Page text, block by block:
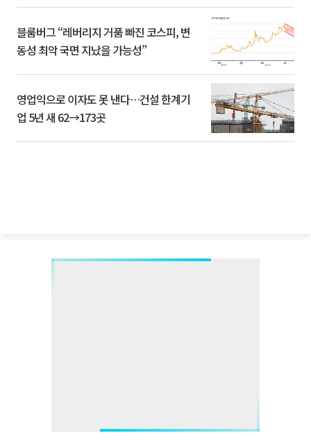
블룸버그 “레버리지 거품 빠진 코스피, 변
동성 최악 국면 지났을 가능성”
영업익으로 이자도 못 낸다…건설 한계기
업 5년 새 62→173곳